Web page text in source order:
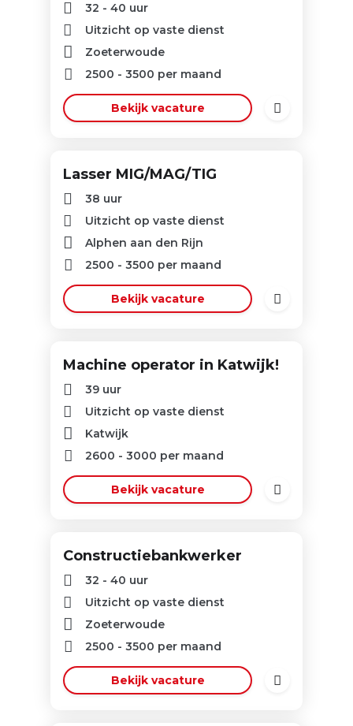
32 - 40 uur
Uitzicht op vaste dienst
Zoeterwoude
2500 - 3500 per maand
Bekijk vacature
Lasser MIG/MAG/TIG
38 uur
Uitzicht op vaste dienst
Alphen aan den Rijn
2500 - 3500 per maand
Bekijk vacature
Machine operator in Katwijk!
39 uur
Uitzicht op vaste dienst
Katwijk
2600 - 3000 per maand
Bekijk vacature
Constructiebankwerker
32 - 40 uur
Uitzicht op vaste dienst
Zoeterwoude
2500 - 3500 per maand
Bekijk vacature